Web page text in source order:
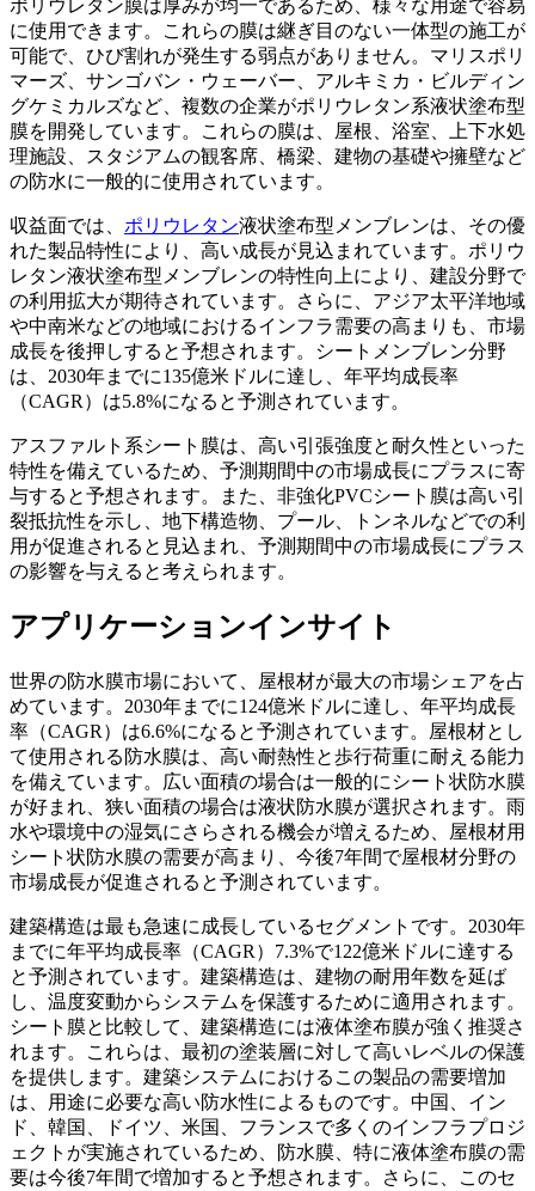
ポリウレタン膜は厚みが均一であるため、様々な用途で容易
に使用できます。これらの膜は継ぎ目のない一体型の施工が
可能で、ひび割れが発生する弱点がありません。マリスポリ
マーズ、サンゴバン・ウェーバー、アルキミカ・ビルディン
グケミカルズなど、複数の企業がポリウレタン系液状塗布型
膜を開発しています。これらの膜は、屋根、浴室、上下水処
理施設、スタジアムの観客席、橋梁、建物の基礎や擁壁など
の防水に一般的に使用されています。
収益面では、 ポリウレタン液状塗布型メンブレンは、その優
れた製品特性により、高い成長が見込まれています。ポリウ
レタン液状塗布型メンブレンの特性向上により、建設分野で
の利用拡大が期待されています。さらに、アジア太平洋地域
や中南米などの地域におけるインフラ需要の高まりも、市場
成長を後押しすると予想されます。シートメンブレン分野
は、2030年までに135億米ドルに達し、年平均成長率
（CAGR）は5.8%になると予測されています。
アスファルト系シート膜は、高い引張強度と耐久性といった
特性を備えているため、予測期間中の市場成長にプラスに寄
与すると予想されます。また、非強化PVCシート膜は高い引
裂抵抗性を示し、地下構造物、プール、トンネルなどでの利
用が促進されると見込まれ、予測期間中の市場成長にプラス
の影響を与えると考えられます。
アプリケーションインサイト
世界の防水膜市場において、屋根材が最大の市場シェアを占
めています。2030年までに124億米ドルに達し、年平均成長
率（CAGR）は6.6%になると予測されています。屋根材とし
て使用される防水膜は、高い耐熱性と歩行荷重に耐える能力
を備えています。広い面積の場合は一般的にシート状防水膜
が好まれ、狭い面積の場合は液状防水膜が選択されます。雨
水や環境中の湿気にさらされる機会が増えるため、屋根材用
シート状防水膜の需要が高まり、今後7年間で屋根材分野の
市場成長が促進されると予測されています。
建築構造は最も急速に成長しているセグメントです。2030年
までに年平均成長率（CAGR）7.3%で122億米ドルに達する
と予測されています。建築構造は、建物の耐用年数を延ば
し、温度変動からシステムを保護するために適用されます。
シート膜と比較して、建築構造には液体塗布膜が強く推奨さ
れます。これらは、最初の塗装層に対して高いレベルの保護
を提供します。建築システムにおけるこの製品の需要増加
は、用途に必要な高い防水性によるものです。中国、イン
ド、韓国、ドイツ、米国、フランスで多くのインフラプロジ
ェクトが実施されているため、防水膜、特に液体塗布膜の需
要は今後7年間で増加すると予想されます。さらに、このセ